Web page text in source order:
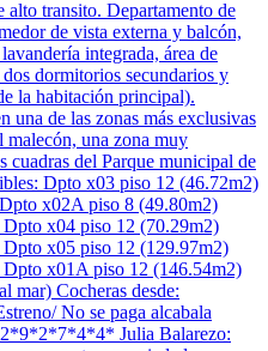
alto transito. Departamento de
de vista externa y balcón,
integrada, área de
dormitorios secundarios y
la habitación principal).
una de las zonas más exclusivas
una zona muy
cuadras del Parque municipal de
Dpto x03 piso 12 (46.72m2)
x02A piso 8 (49.80m2)
x04 piso 12 (70.29m2)
x05 piso 12 (129.97m2)
x01A piso 12 (146.54m2)
mar) Cocheras desde:
No se paga alcabala
Julia Balarezo: